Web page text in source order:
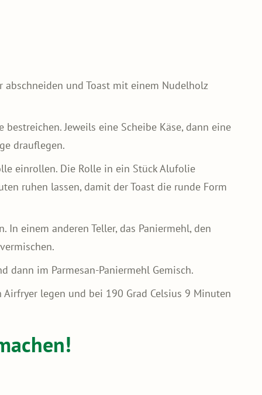
abschneiden und Toast mit einem Nudelholz
Jeweils eine Scheibe Käse, dann eine
drauflegen.
einrollen. Die Rolle in ein Stück Alufolie
ruhen lassen, damit der Toast die runde Form
In einem anderen Teller, das Paniermehl, den
dann im Parmesan-Paniermehl Gemisch.
legen und bei 190 Grad Celsius 9 Minuten